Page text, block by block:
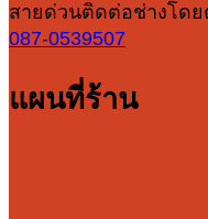
สายด่วนติดต่อช่างโดย
087-0539507
แผนที่ร้าน